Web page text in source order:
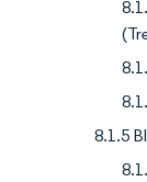
8.1.5